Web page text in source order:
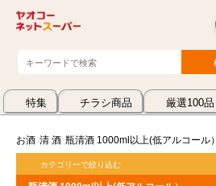
特集 チラシ商品 厳選100品
お酒 清 酒 瓶清酒 1000ml以上(低アルコール）
カテゴリーで絞り込む